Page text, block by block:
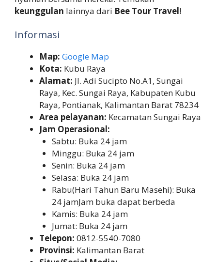
keunggulan lainnya dari Bee Tour Travel!
Informasi
Map: Google Map
Kota: Kubu Raya
Alamat: Jl. Adi Sucipto No.A1, Sungai
Raya, Kec. Sungai Raya, Kabupaten Kubu
Raya, Pontianak, Kalimantan Barat 78234
Area pelayanan: Kecamatan Sungai Raya
Jam Operasional:
Sabtu: Buka 24 jam
Minggu: Buka 24 jam
Senin: Buka 24 jam
Selasa: Buka 24 jam
Rabu(Hari Tahun Baru Masehi): Buka
24 jamJam buka dapat berbeda
Kamis: Buka 24 jam
Jumat: Buka 24 jam
Telepon: 0812-5540-7080
Provinsi: Kalimantan Barat